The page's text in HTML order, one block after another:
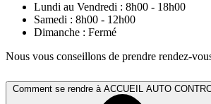
Lundi au Vendredi : 8h00 - 18h00
Samedi : 8h00 - 12h00
Dimanche : Fermé
Nous vous conseillons de prendre rendez-
Comment se rendre à ACCUEIL AUTO